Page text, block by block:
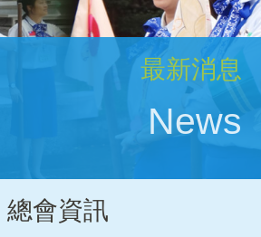
最新消息
News
總會資訊